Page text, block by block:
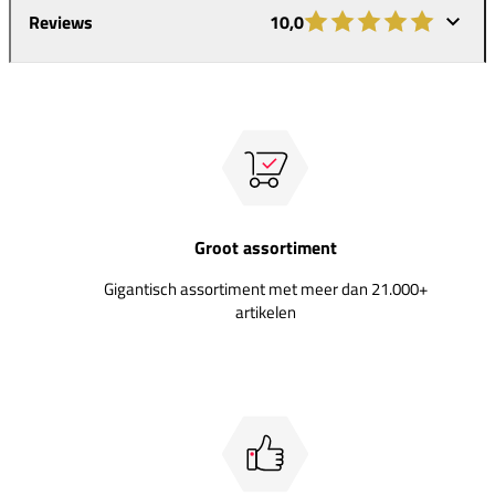
Reviews 10,0
Groot assortiment
Gigantisch assortiment met meer dan 21.000+
artikelen